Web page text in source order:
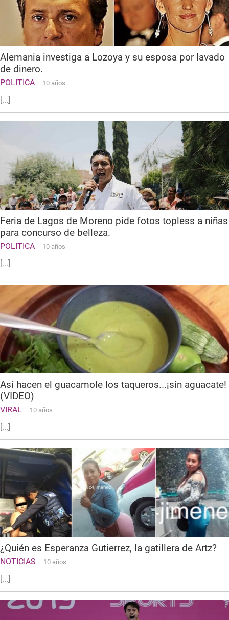
Alemania investiga a Lozoya y su esposa por lavado
de dinero.
POLITICA 10 años
[...]
Feria de Lagos de Moreno pide fotos topless a niñas
para concurso de belleza.
POLITICA 10 años
[...]
Así hacen el guacamole los taqueros...¡sin aguacate!
(VIDEO)
VIRAL 10 años
[...]
¿Quién es Esperanza Gutierrez, la gatillera de Artz?
NOTICIAS 10 años
[...]